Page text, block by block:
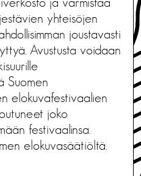
yhteisöjen
joustavasti
Avustusta voidaan
Suomen
elokuvafestivaalien
joko
festivaalinsa.
elokuvasäätiöltä.